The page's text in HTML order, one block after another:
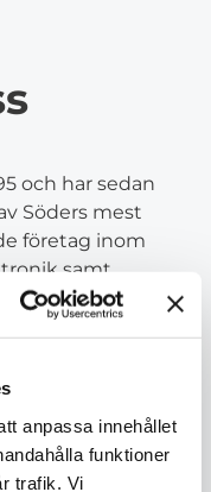
anpassa innehållet
funktioner
trafik. Vi
och har sedan
Söders mest
företag inom
samt
30,Stockholm